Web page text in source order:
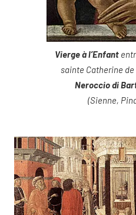
Vierge à l’Enfant
sainte Catherine de
Neroccio di
(Sienne,